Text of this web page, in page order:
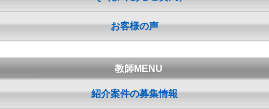
お客様の声
教師MENU
紹介案件の募集情報